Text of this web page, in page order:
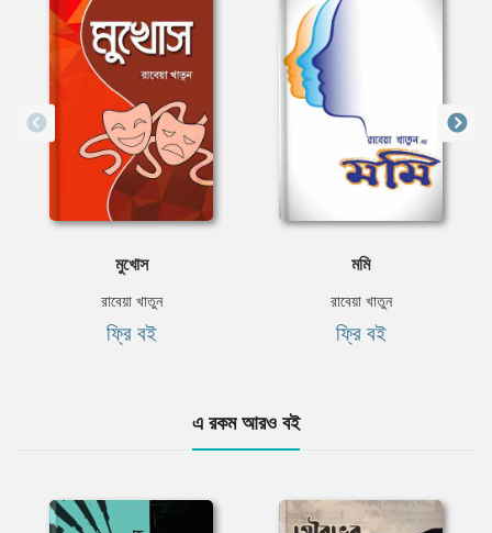
মুখোস
রাবেয়া খাতুন
ফ্রি বই
মমি
রাবেয়া খাতুন
ফ্রি বই
এ রকম আরও বই